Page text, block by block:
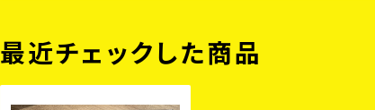
最近チェックした商品